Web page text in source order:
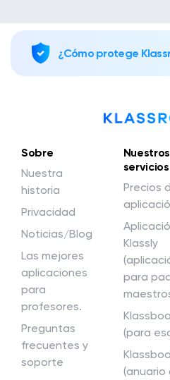
¿Cómo protege
Sobre
Nuestra
historia
Privacidad
Noticias/Blog
Las mejores
aplicaciones
para
profesores.
Preguntas
frecuentes y
soporte
Nuestros
servicios
Precios
Klassly
para
(para
(anuario